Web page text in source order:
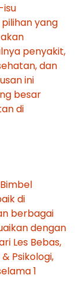
isu
yang
penyakit,
dan
ini
besar
di
di
berbagai
dengan
Les Bebas,
Psikologi,
1